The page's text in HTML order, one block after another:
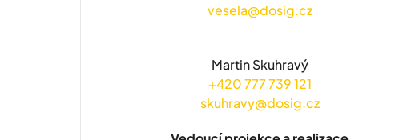
vesela@dosig.cz
Martin Skuhravý
+420 777 739 121
skuhravy@dosig.cz